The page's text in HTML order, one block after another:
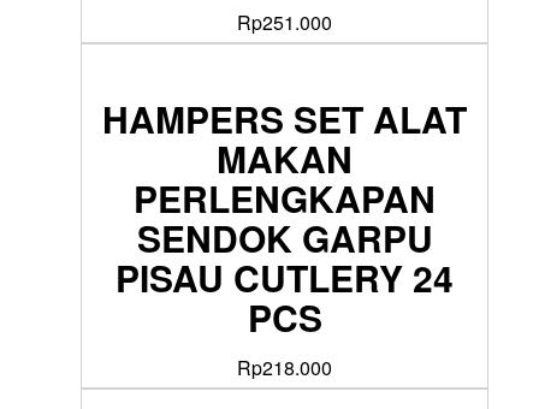
Rp251.000
HAMPERS SET ALAT
MAKAN
PERLENGKAPAN
SENDOK GARPU
PISAU CUTLERY 24
PCS
Rp218.000